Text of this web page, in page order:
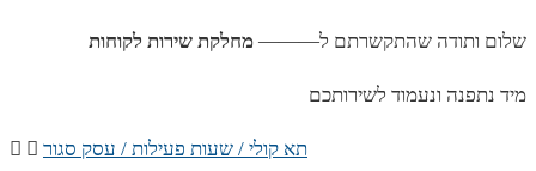
שלום ותודה שהתקשרתם ל——— מחלקת שירות לקוחות
מיד נתפנה ונעמוד לשירותכם
תא קולי / שעות פעילות / עסק סגור